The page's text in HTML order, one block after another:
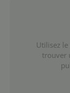
Utilisez
trouver